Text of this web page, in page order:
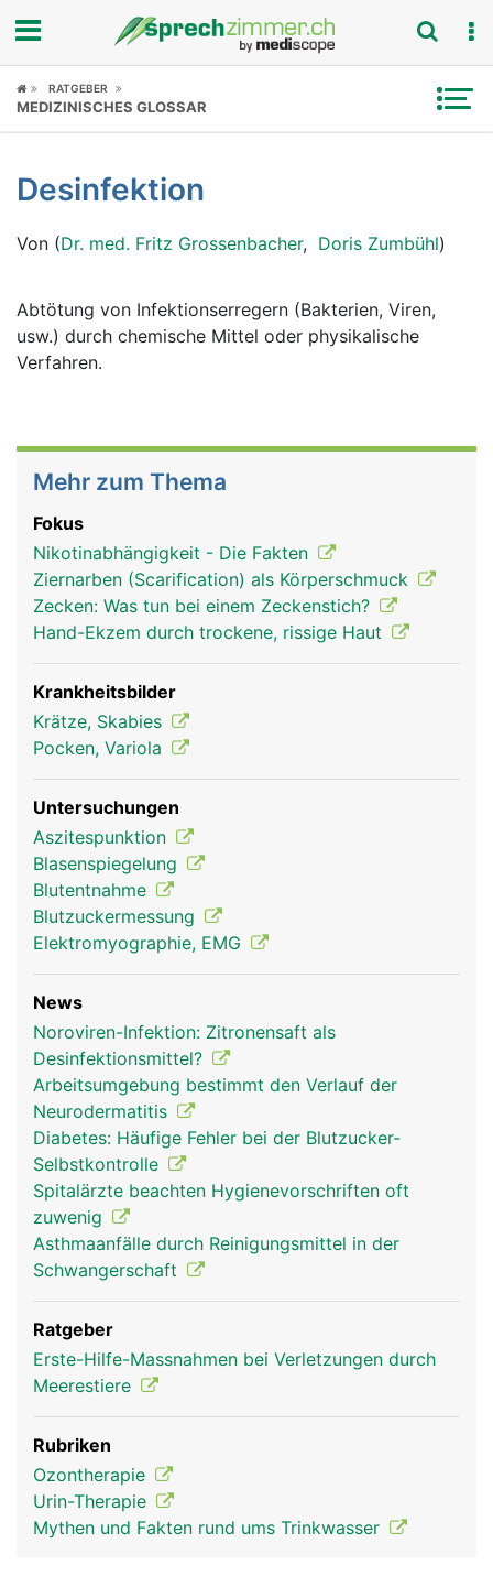
Fokus
Symptome
Untersuchungen
News
Ratgeber
RATGEBER
MEDIZINISCHES GLOSSAR
Desinfektion
Von (Dr. med. Fritz Grossenbacher, Doris Zumbühl)
Abtötung von Infektionserregern (Bakterien, Viren,
usw.) durch chemische Mittel oder physikalische
Verfahren.
Mehr zum Thema
Fokus
Nikotinabhängigkeit - Die Fakten
Ziernarben (Scarification) als Körperschmuck
Zecken: Was tun bei einem Zeckenstich?
Hand-Ekzem durch trockene, rissige Haut
Krankheitsbilder
Krätze, Skabies
Pocken, Variola
Untersuchungen
Aszitespunktion
Blasenspiegelung
Blutentnahme
Blutzuckermessung
Elektromyographie, EMG
News
Noroviren-Infektion: Zitronensaft als
Desinfektionsmittel?
Arbeitsumgebung bestimmt den Verlauf der
Neurodermatitis
Diabetes: Häufige Fehler bei der Blutzucker-
Selbstkontrolle
Spitalärzte beachten Hygienevorschriften oft
zuwenig
Asthmaanfälle durch Reinigungsmittel in der
Schwangerschaft
Ratgeber
Erste-Hilfe-Massnahmen bei Verletzungen durch
Meerestiere
Rubriken
Ozontherapie
Urin-Therapie
Mythen und Fakten rund ums Trinkwasser